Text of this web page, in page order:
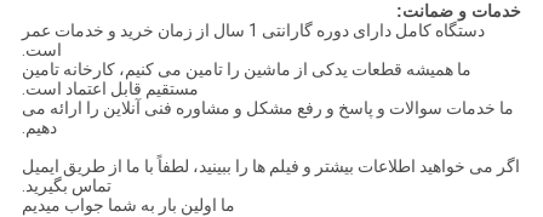
خدمات و ضمانت:
دستگاه کامل دارای دوره گارانتی 1 سال از زمان خرید و خدمات عمر
است.
ما همیشه قطعات یدکی از ماشین را تامین می کنیم، کارخانه تامین
مستقیم قابل اعتماد است.
ما خدمات سوالات و پاسخ و رفع مشکل و مشاوره فنی آنلاین را ارائه می
دهیم.
اگر می خواهید اطلاعات بیشتر و فیلم ها را ببینید، لطفاً با ما از طریق ایمیل
تماس بگیرید.
ما اولين بار به شما جواب ميديم